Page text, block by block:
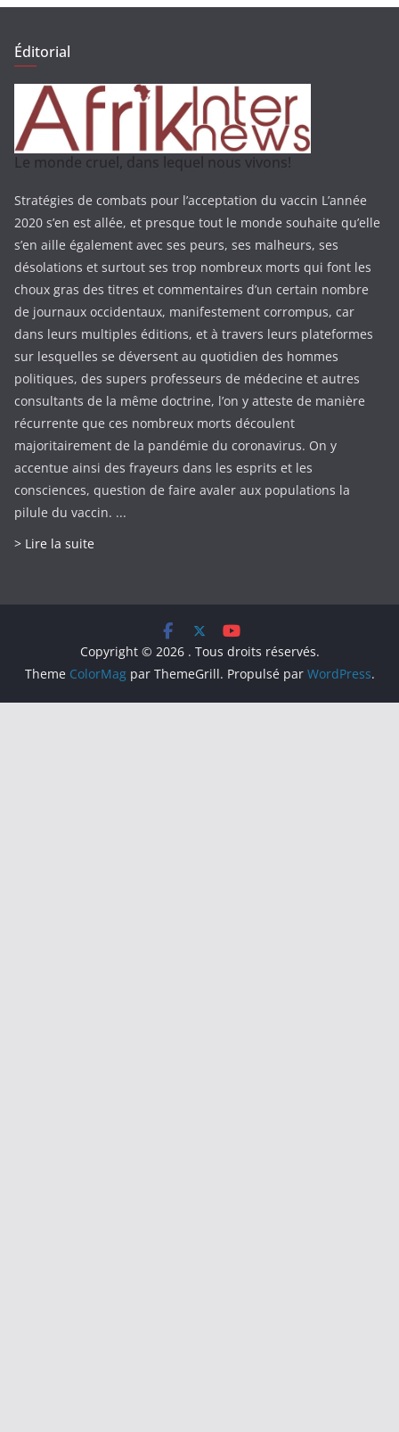
Éditorial
Le monde cruel, dans lequel nous vivons!
Stratégies de combats pour l’acceptation du vaccin L’année
2020 s’en est allée, et presque tout le monde souhaite qu’elle
s’en aille également avec ses peurs, ses malheurs, ses
désolations et surtout ses trop nombreux morts qui font les
choux gras des titres et commentaires d’un certain nombre
de journaux occidentaux, manifestement corrompus, car
dans leurs multiples éditions, et à travers leurs plateformes
sur lesquelles se déversent au quotidien des hommes
politiques, des supers professeurs de médecine et autres
consultants de la même doctrine, l’on y atteste de manière
récurrente que ces nombreux morts découlent
majoritairement de la pandémie du coronavirus. On y
accentue ainsi des frayeurs dans les esprits et les
consciences, question de faire avaler aux populations la
pilule du vaccin. ...
> Lire la suite
Copyright © 2026 . Tous droits réservés.
Theme ColorMagpar ThemeGrill. Propulsé par WordPress.